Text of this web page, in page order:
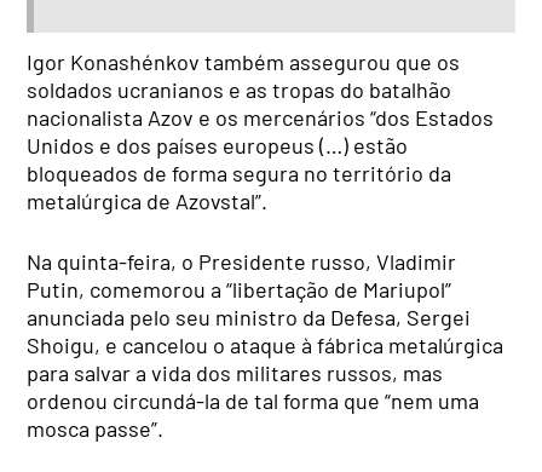
Igor Konashénkov também assegurou que os
soldados ucranianos e as tropas do batalhão
nacionalista Azov e os mercenários “dos Estados
Unidos e dos países europeus (…) estão
bloqueados de forma segura no território da
metalúrgica de Azovstal”.
Na quinta-feira, o Presidente russo, Vladimir
Putin, comemorou a “libertação de Mariupol”
anunciada pelo seu ministro da Defesa, Sergei
Shoigu, e cancelou o ataque à fábrica metalúrgica
para salvar a vida dos militares russos, mas
ordenou circundá-la de tal forma que “nem uma
mosca passe”.